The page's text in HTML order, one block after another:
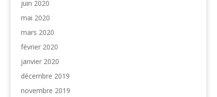
juin 2020
mai 2020
mars 2020
février 2020
janvier 2020
décembre 2019
novembre 2019